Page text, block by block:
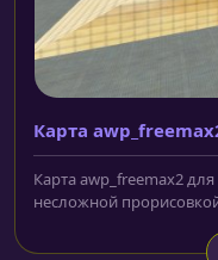
Карта
Карта awp_freemax2
несложной